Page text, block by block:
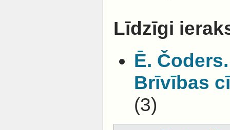
Līdzīgi
Ē.
Brīvības
(3)